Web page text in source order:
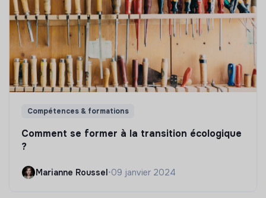
Compétences & formations
Comment se former à la transition écologique
?
Marianne Roussel•09 janvier 2024